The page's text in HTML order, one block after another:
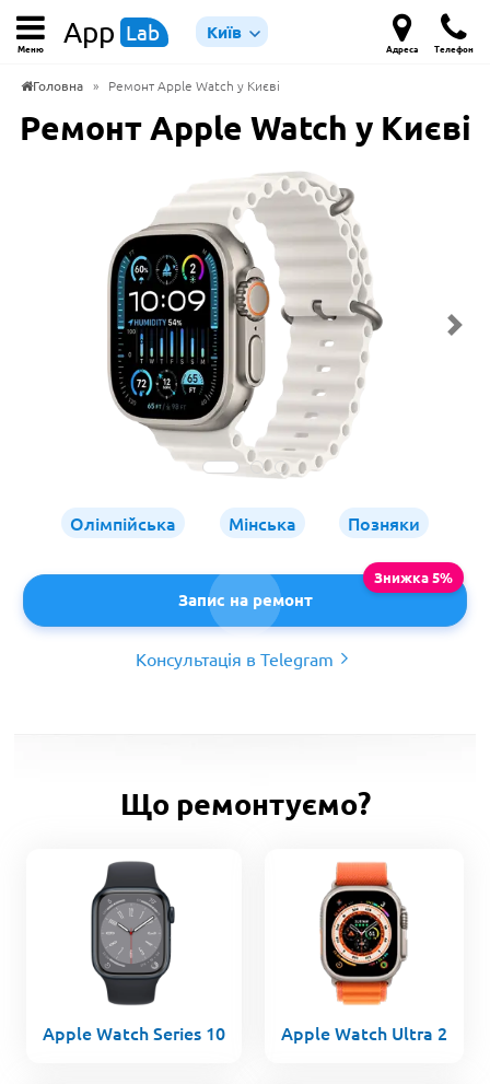
Меню App Lab Київ
Адреса Телефон
Головна » Ремонт Apple Watch у Києві
Ремонт Apple Watch у Києві
Олімпійська Мінська Позняки
Запис на ремонт
Консультація в Telegram
Що ремонтуємо?
Apple Watch Series 10 Apple Watch Ultra 2